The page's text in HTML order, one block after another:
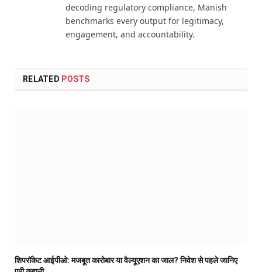
decoding regulatory compliance, Manish
benchmarks every output for legitimacy,
engagement, and accountability.
RELATED POSTS
शिपरॉकेट आईपीओ: मजबूत कारोबार या वैल्यूएशन का जाल? निवेश से पहले जानिए